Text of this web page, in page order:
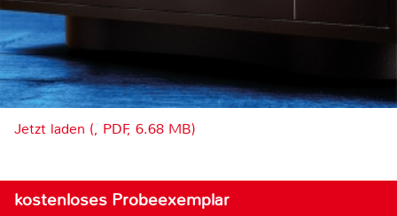
Jetzt laden (, PDF, 6.68 MB)
kostenloses Probeexemplar